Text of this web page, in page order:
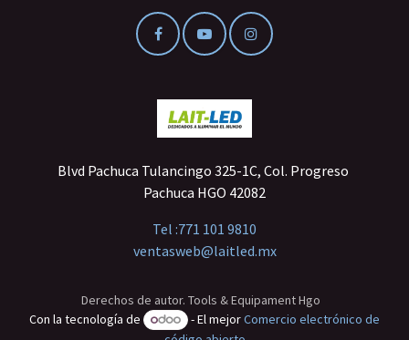
Blvd Pachuca Tulancingo 325-1C, Col. Progreso
Pachuca HGO 42082
Tel :771 101 9810
ventasweb@laitled.mx
Derechos de autor. Tools & Equipament Hgo
Con la tecnología de
- El mejorComercio electrónico de